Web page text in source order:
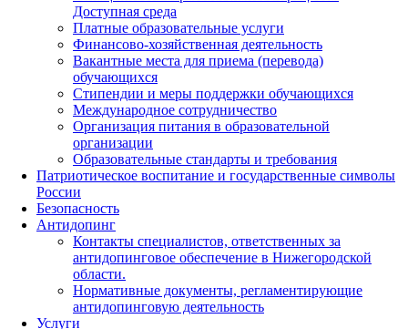
Доступная среда
Платные образовательные услуги
Финансово-хозяйственная деятельность
Вакантные места для приема (перевода)
обучающихся
Стипендии и меры поддержки обучающихся
Международное сотрудничество
Организация питания в образовательной
организации
Образовательные стандарты и требования
Патриотическое воспитание и государственные символы
России
Безопасность
Антидопинг
Контакты специалистов, ответственных за
антидопинговое обеспечение в Нижегородской
области.
Нормативные документы, регламентирующие
антидопинговую деятельность
Услуги